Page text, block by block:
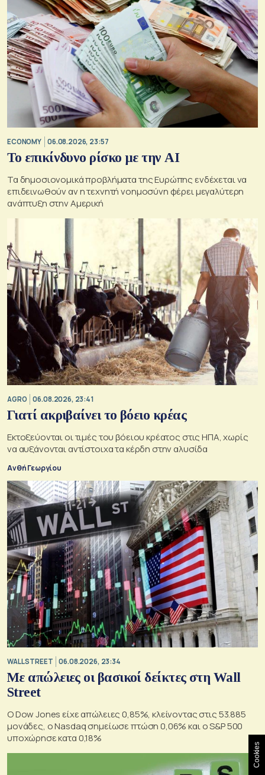
ECONOMY 06.08.2026, 23:57
Το επικίνδυνο ρίσκο με την ΑΙ
Τα δημοσιονομικά προβλήματα της Ευρώπης ενδέχεται να
επιδεινωθούν αν η τεχνητή νοημοσύνη φέρει μεγαλύτερη
ανάπτυξη στην Αμερική
AGRO 06.08.2026, 23:41
Γιατί ακριβαίνει το βόειο κρέας
Εκτοξεύονται οι τιμές του βόειου κρέατος στις ΗΠΑ, χωρίς
να αυξάνονται αντίστοιχα τα κέρδη στην αλυσίδα
Ανθή Γεωργίου
WALL STREET 06.08.2026, 23:34
Με απώλειες οι βασικοί δείκτες στη Wall
Street
Ο Dow Jones είχε απώλειες 0,85%, κλείνοντας στις 53.885
μονάδες, ο Nasdaq σημείωσε πτώση 0,06% και ο S&P 500
υποχώρησε κατα 0,18%
Cookies